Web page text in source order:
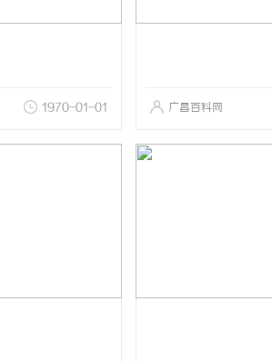
1970-01-01 广昌百科网